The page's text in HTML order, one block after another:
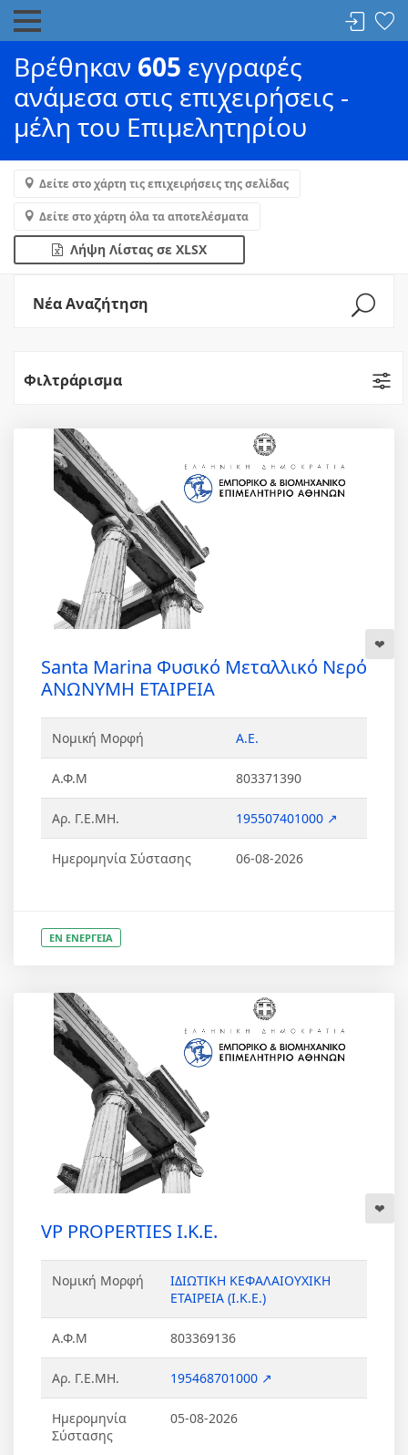
Βρέθηκαν 605 εγγραφές
ανάμεσα στις επιχειρήσεις -
μέλη του Επιμελητηρίου
Δείτε στο χάρτη τις επιχειρήσεις της σελίδας
Δείτε στο χάρτη όλα τα αποτελέσματα
Λήψη Λίστας σε XLSX
Νέα Αναζήτηση
Φιλτράρισμα
Santa Marina Φυσικό Μεταλλικό Νερό
ΑΝΩΝΥΜΗ ΕΤΑΙΡΕΙΑ
Νομική Μορφή Α.Ε.
Α.Φ.Μ 803371390
Αρ. Γ.Ε.ΜΗ. 195507401000 ↗
Ημερομηνία Σύστασης 06-08-2026
ΕΝ ΕΝΕΡΓΕΙΑ
VP PROPERTIES Ι.Κ.Ε.
Νομική Μορφή
ΙΔΙΩΤΙΚΗ ΚΕΦΑΛΑΙΟΥΧΙΚΗ
ΕΤΑΙΡΕΙΑ (Ι.Κ.Ε.)
Α.Φ.Μ 803369136
Αρ. Γ.Ε.ΜΗ. 195468701000 ↗
Ημερομηνία
Σύστασης
05-08-2026